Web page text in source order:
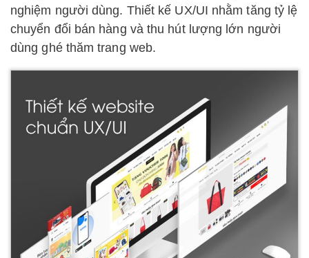
nghiệm người dùng. Thiết kế UX/UI nhằm tăng tỷ lệ
chuyển đổi bán hàng và thu hút lượng lớn người
dùng ghé thăm trang web.